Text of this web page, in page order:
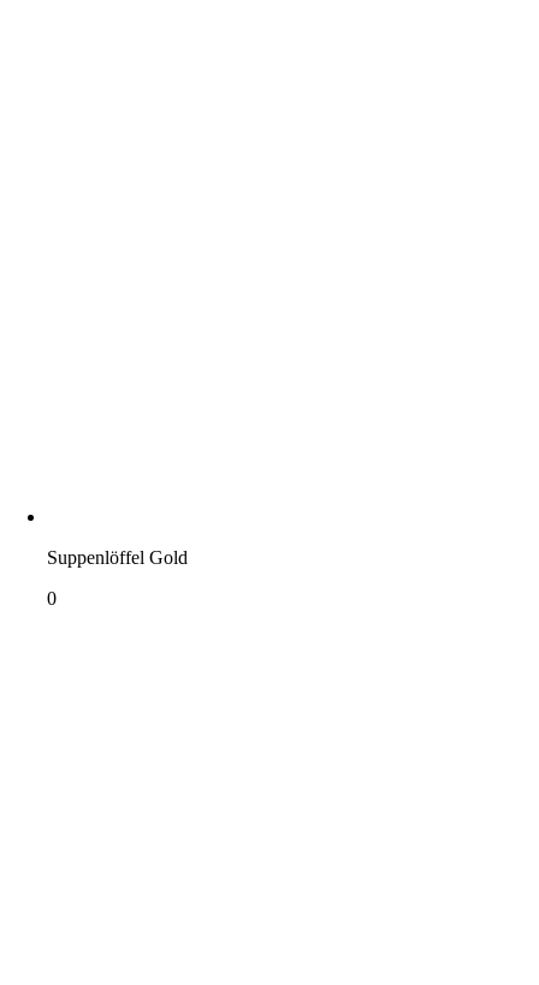
Suppenlöffel Gold
0